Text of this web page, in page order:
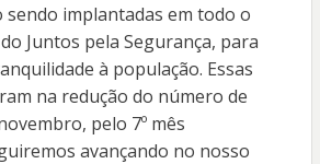
sendo implantadas em todo o
Juntos pela Segurança, para
à população. Essas
na redução do número de
pelo 7º mês
avançando no nosso